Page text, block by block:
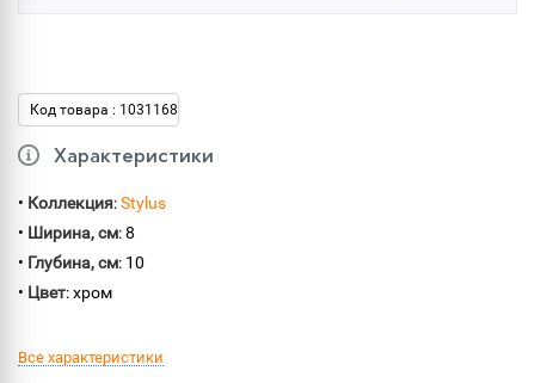
Код товара : 1031168
Характеристики
• Коллекция:Stylus
• Ширина, см: 8
• Глубина, см: 10
• Цвет: хром
Все характеристики